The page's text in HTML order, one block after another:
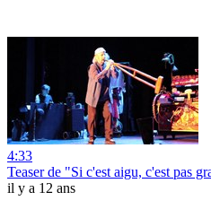
4:33
Teaser de "Si c'est aigu, c'est pas
il y a 12 ans